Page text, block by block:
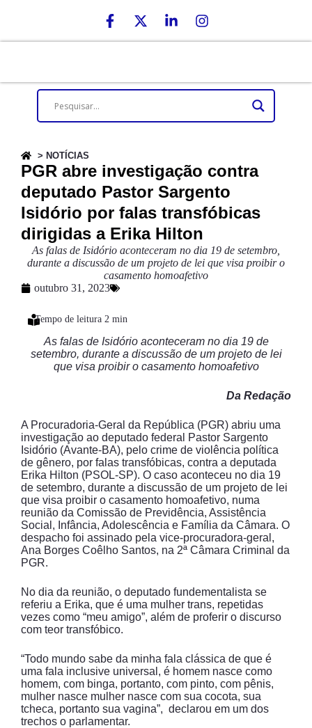
> NOTÍCIAS
PGR abre investigação contra
deputado Pastor Sargento
Isidório por falas transfóbicas
dirigidas a Erika Hilton
As falas de Isidório aconteceram no dia 19 de setembro,
durante a discussão de um projeto de lei que visa proibir o
casamento homoafetivo
outubro 31, 2023
As falas de Isidório aconteceram no dia 19 de
setembro, durante a discussão de um projeto de lei
que visa proibir o casamento homoafetivo
Da Redação
A Procuradoria-Geral da República (PGR) abriu uma
investigação ao deputado federal Pastor Sargento
Isidório (Avante-BA), pelo crime de violência política
de gênero, por falas transfóbicas, contra a deputada
Erika Hilton (PSOL-SP). O caso aconteceu no dia 19
de setembro, durante a discussão de um projeto de lei
que visa proibir o casamento homoafetivo, numa
reunião da Comissão de Previdência, Assistência
Social, Infância, Adolescência e Família da Câmara. O
despacho foi assinado pela vice-procuradora-geral,
Ana Borges Coêlho Santos, na 2ª Câmara Criminal da
PGR.
No dia da reunião, o deputado fundementalista se
referiu a Erika, que é uma mulher trans, repetidas
vezes como “meu amigo”, além de proferir o discurso
com teor transfóbico.
“Todo mundo sabe da minha fala clássica de que é
uma fala inclusive universal, é homem nasce como
homem, com binga, portanto, com pinto, com pênis,
mulher nasce mulher nasce com sua cocota, sua
tcheca, portanto sua vagina”, declarou em um dos
trechos o parlamentar.